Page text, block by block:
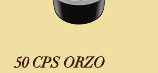
50 CPS ORZO